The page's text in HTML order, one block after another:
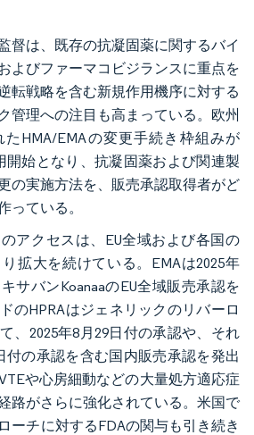
督は、既存の抗凝固薬に関するバイ
よびファーマコビジランスに重点を
転戦略を含む新規作用機序に対する
管理への注目も高まっている。欧州
HMA/EMAの変更手続き枠組みが
開始となり、抗凝固薬および関連製
の実施方法を、販売承認取得者がど
っている。
アクセスは、EU全域および各国の
拡大を続けている。EMAは2025年
サバンKoanaaのEU全域販売承認を
のHPRAはジェネリックのリバーロ
、2025年8月29日付の承認や、それ
付の承認を含む国内販売承認を発出
や心房細動などの大量処方適応症
路がさらに強化されている。米国で
ーチに対するFDAの関与も引き続き